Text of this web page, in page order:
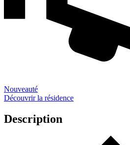
Nouveauté
Découvrir la résidence
Description